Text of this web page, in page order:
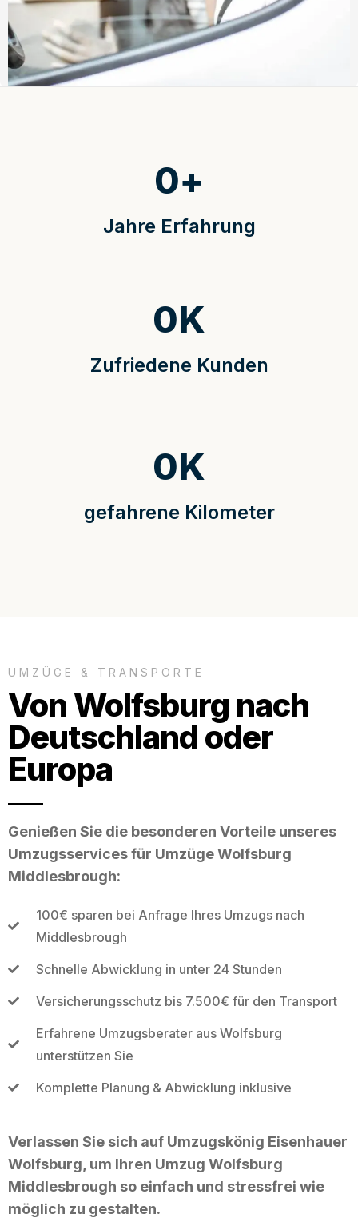
Jahre Erfahrung
0+
Zufriedene Kunden
0K
gefahrene Kilometer
0K
UMZÜGE & TRANSPORTE
Von Wolfsburg nach
Deutschland oder
Europa
Genießen Sie die besonderen Vorteile unseres
Umzugsservices für Umzüge Wolfsburg
Middlesbrough:
100€ sparen bei Anfrage Ihres Umzugs nach
Middlesbrough
Schnelle Abwicklung in unter 24 Stunden
Versicherungsschutz bis 7.500€ für den Transport
Erfahrene Umzugsberater aus Wolfsburg
unterstützen Sie
Komplette Planung & Abwicklung inklusive
Verlassen Sie sich auf Umzugskönig Eisenhauer
Wolfsburg, um Ihren Umzug Wolfsburg
Middlesbrough so einfach und stressfrei wie
möglich zu gestalten.